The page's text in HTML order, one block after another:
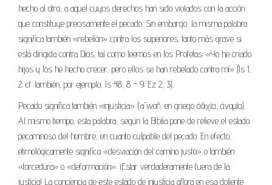
hecho al otro, a aquel cuyos derechos han sido violados con la acción
que constituye precisamente el pecado. Sin embargo, la misma palabra
significa también «rebelión» contra los superiores, tanto más grave si
está dirigida contra Dios, tal como leemos en los Profetas: «Yo he criado
hijos y los he hecho crecer, pero ellos se han rebelado contra mí» (Is 1,
2; cf. también, por ejemplo, Is 48, 8 – 9; Ez 2, 3).
Pecado significa también «injusticia» (‘āwoñ, en griego άδιχία, άνομία).
Al mismo tiempo, esta palabra, según la Biblia pone de relieve el estado
pecaminoso del hombre, en cuanto culpable del pecado. En efecto,
etimológicamente significa «desviación del camino justo» o también
«torcedura» o «deformación»: ¡Estar verdaderamente fuera de la
justicia! La conciencia de este estado de injusticia aflora en esa doliente